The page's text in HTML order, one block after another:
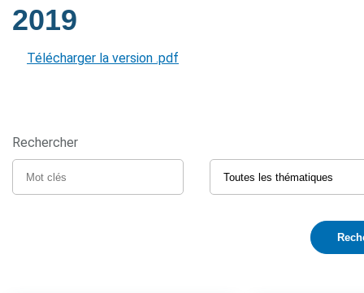
2019
Télécharger la version .pdf
Rechercher